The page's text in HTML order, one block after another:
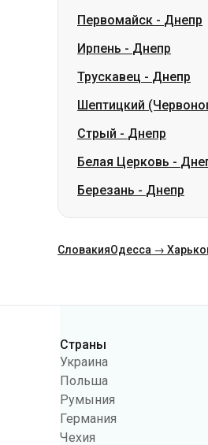
Первомайск - Днепр
Ирпень - Днепр
Трускавец - Днепр
Шептицкий
Стрый - Днепр
Белая Церковь -
Березань - Днепр
СловакияОдесса →
Категории
Страны
Украина
Польша
Румыния
Германия
Чехия